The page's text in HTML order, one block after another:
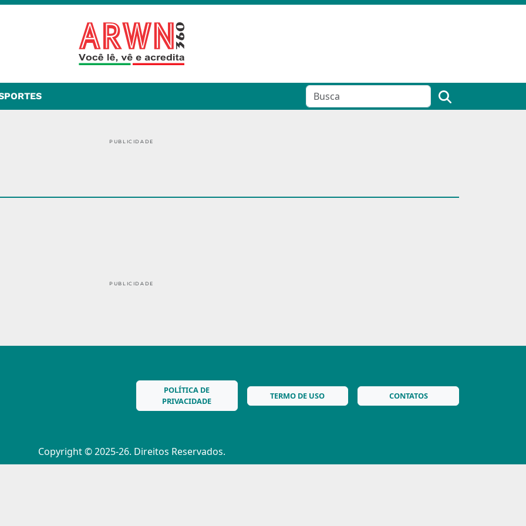
PUBLICIDADE
PUBLICIDADE
POLÍTICA DE
PRIVACIDADE
TERMO DE USO CONTATOS
Copyright © 2025-26. Direitos Reservados.